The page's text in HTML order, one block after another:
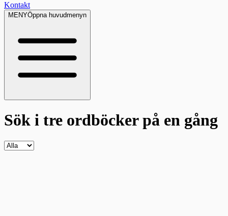
Kontakt
MENYÖppna huvudmenyn
Sök i tre ordböckerpå en gång